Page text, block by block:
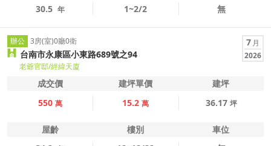
30.5 年 1~2/2 無
辦公 3房(室)0廳0衛
台南市永康區小東路689號之94
老爺官邸/經緯天廈
7 月
2026
成交價 建坪單價
建坪
550 萬 15.2 萬 36.17 坪
屋齡 樓別
車位